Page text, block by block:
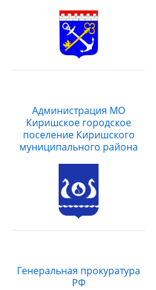
Администрация МО
Киришское городское
поселение Киришского
муниципального района
Генеральная прокуратура
РФ